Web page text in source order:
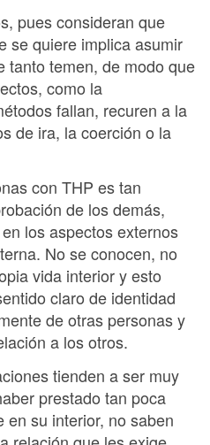
pues consideran que
se quiere implica asumir
tanto temen, de modo que
como la
fallan, recuren a la
de ira, la coerción o la
con THP es tan
de los demás,
los aspectos externos
No se conocen, no
vida interior y esto
claro de identidad
de otras personas y
a los otros.
tienden a ser muy
prestado tan poca
en su interior, no saben